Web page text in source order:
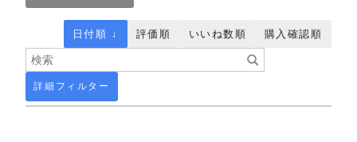
詳細フィルター
日付順 ↓ 評価順 いいね数順 購入確認順